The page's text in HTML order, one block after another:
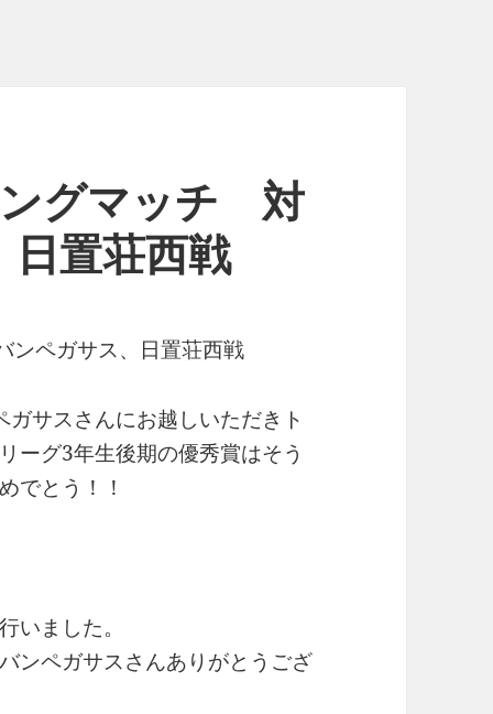
グマッチ 対
置荘西戦
ペガサス、日置荘西戦
サスさんにお越しいただきト
ーグ3年生後期の優秀賞はそう
でとう！！
いました。
ンペガサスさんありがとうござ